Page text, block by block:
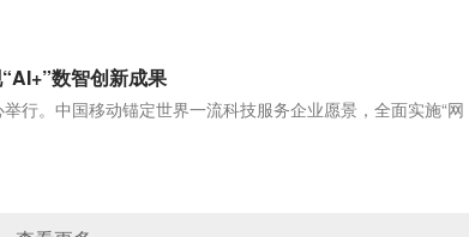
数智创新成果
行。中国移动锚定世界一流科技服务企业愿景，全面实施“网